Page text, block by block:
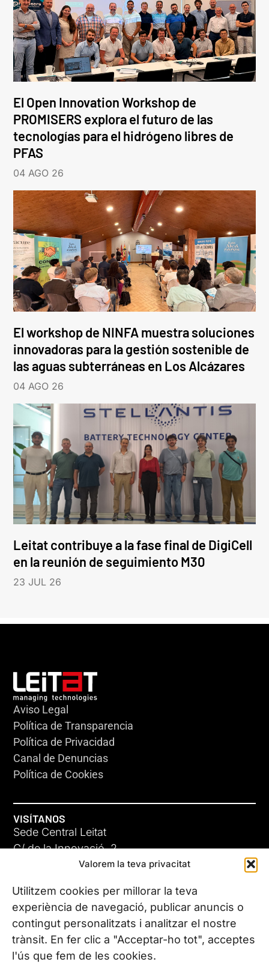
Valorem la teva privacitat
Utilitzem cookies per millorar la teva
experiència de navegació, publicar anuncis o
contingut personalitzats i analitzar el nostre
trànsit. En fer clic a "Acceptar-ho tot", acceptes
l'ús que fem de les cookies.
El Open Innovation Workshop de
PROMISERS explora el futuro de las
tecnologías para el hidrógeno libres de
PFAS
04 AGO 26
El workshop de NINFA muestra soluciones
innovadoras para la gestión sostenible de
las aguas subterráneas en Los Alcázares
04 AGO 26
Leitat contribuye a la fase final de DigiCell
en la reunión de seguimiento M30
23 JUL 26
Aviso Legal
Política de Transparencia
Política de Privacidad
Canal de Denuncias
Política de Cookies
VISÍTANOS
Sede Central Leitat
C/ de la Innovació, 2
08225 Terrassa, (Barcelona)
Conoce todas nuestras sedes
CONTÁCTANOS
Tel. (+34) 937 882 300